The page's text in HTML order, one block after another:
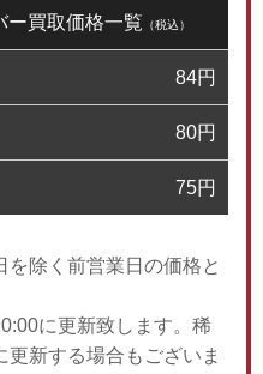
ー買取価格一覧 （税込）
84円
80円
75円
を除く前営業日の価格と
に更新致します。稀
新する場合もございま